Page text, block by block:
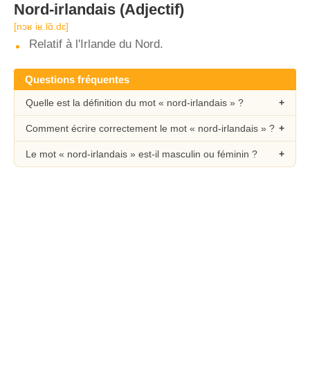
Nord-irlandais (Adjectif)
[nɔʁ iʁ.lɑ̃.dɛ]
Relatif à l'Irlande du Nord.
Questions fréquentes
Quelle est la définition du mot « nord-irlandais » ?
Comment écrire correctement le mot « nord-irlandais » ?
Le mot « nord-irlandais » est-il masculin ou féminin ?